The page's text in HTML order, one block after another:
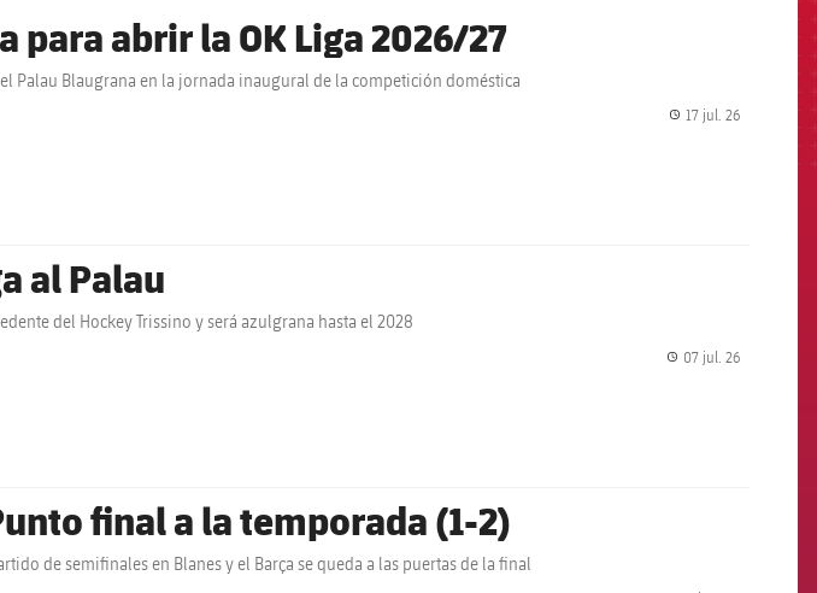
para abrir la OK Liga 2026/27
Palau Blaugrana en la jornada inaugural de la competición doméstica
17 jul. 26
al Palau
del Hockey Trissino y será azulgrana hasta el 2028
07 jul. 26
final a la temporada (1-2)
de semifinales en Blanes y el Barça se queda a las puertas de la final